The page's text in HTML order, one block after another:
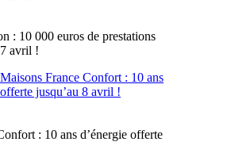
: 10 000 euros de prestations
avril !
: 10 ans d’énergie offerte